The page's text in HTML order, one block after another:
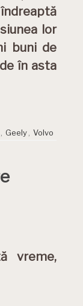
lor
buni de
în asta
Geely Volvo
vreme,